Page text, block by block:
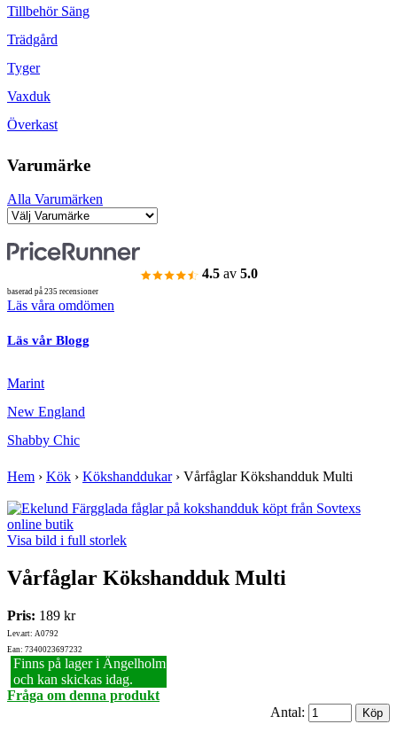
Tillbehör Säng
Trädgård
Tyger
Vaxduk
Överkast
Varumärke
Alla Varumärken
4.5 av 5.0
baserad på 235 recensioner
Läs våra omdömen
Läs vår Blogg
Marint
New England
Shabby Chic
Hem › Kök › Kökshanddukar› Vårfåglar Kökshandduk Multi
Visa bild i full storlek
Vårfåglar Kökshandduk Multi
Pris: 189 kr
Lev.art: A0792
Ean: 7340023697232
Finns på lager i Ängelholm
och kan skickas idag.
Fråga om denna produkt
Antal: